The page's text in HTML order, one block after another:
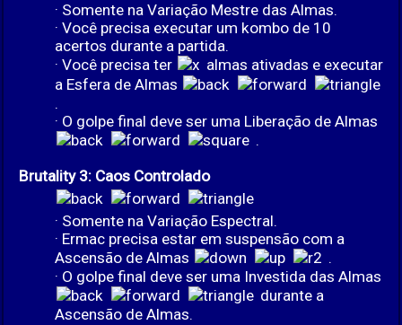
· Somente na Variação Mestre das Almas.
· Você precisa executar um kombo de 10
acertos durante a partida.
· Você precisa ter
almas ativadas e executar
a Esfera de Almas
.
· O golpe final deve ser uma Liberação de Almas
.
Brutality 3: Caos Controlado
· Somente na Variação Espectral.
· Ermac precisa estar em suspensão com a
Ascensão de Almas
.
· O golpe final deve ser uma Investida das Almas
durante a
Ascensão de Almas.